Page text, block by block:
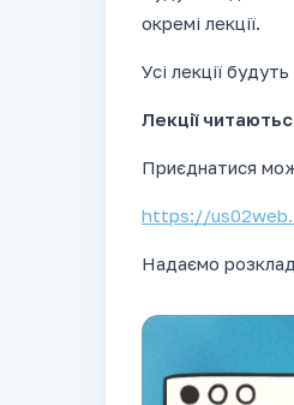
окремі лекції.
Усі лекції
Лекції
Приєднатися
https://
Надаємо